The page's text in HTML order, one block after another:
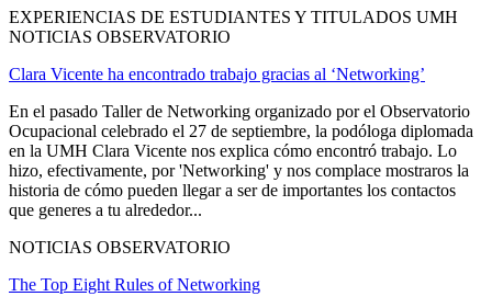
EXPERIENCIAS DE ESTUDIANTES Y TITULADOS UMH
NOTICIAS OBSERVATORIO
Clara Vicente ha encontrado trabajo gracias al ‘Networking’
En el pasado Taller de Networking organizado por el Observatorio
Ocupacional celebrado el 27 de septiembre, la podóloga diplomada
en la UMH Clara Vicente nos explica cómo encontró trabajo. Lo
hizo, efectivamente, por 'Networking' y nos complace mostraros la
historia de cómo pueden llegar a ser de importantes los contactos
que generes a tu alrededor...
NOTICIAS OBSERVATORIO
The Top Eight Rules of Networking